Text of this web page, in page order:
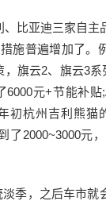
亚迪三家自主
施普遍增加了。
，旗云2、旗云3
6000元+节能补贴
初杭州吉利熊猫
了2000~3000元
季，之后车市就